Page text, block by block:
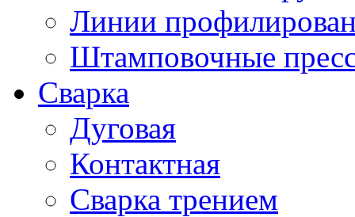
Линии
Штамповочные
Сварка
Дуговая
Контактная
Сварка трением